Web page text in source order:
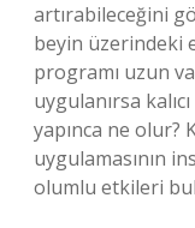
artırabileceğini
beyin üzerindeki
programı uzun
uygulanırsa
yapınca ne olur?
uygulamasının
olumlu etkileri